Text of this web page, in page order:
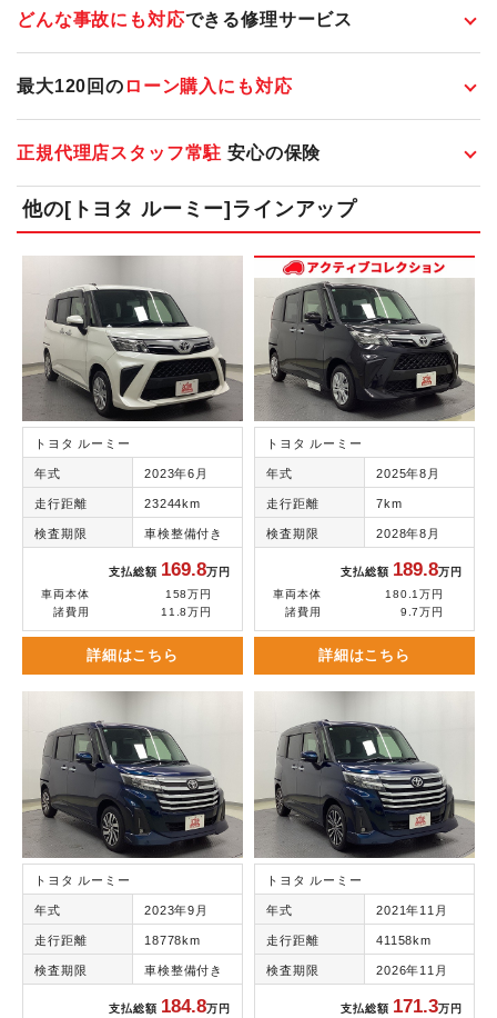
どんな事故にも対応できる修理サービス
最大120回の ローン購入にも対応
正規代理店スタッフ常駐 安心の保険
他の[トヨタ ルーミー]ラインアップ
トヨタ ルーミー
年式 2023年6月
走行距離 23244km
検査期限 車検整備付き
支払総額 169.8万円
車両本体
158万円
諸費用
11.8万円
詳細はこちら
トヨタ ルーミー
年式 2025年8月
走行距離 7km
検査期限 2028年8月
支払総額 189.8万円
車両本体
180.1万円
諸費用
9.7万円
詳細はこちら
トヨタ ルーミー
年式 2023年9月
走行距離 18778km
検査期限 車検整備付き
支払総額 184.8万円
トヨタ ルーミー
年式 2021年11月
走行距離 41158km
検査期限 2026年11月
支払総額 171.3万円